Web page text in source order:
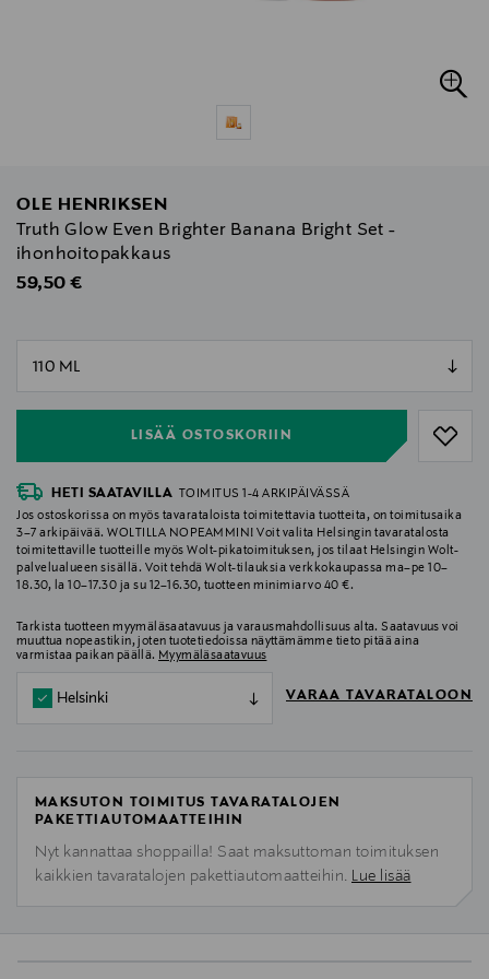
OLE HENRIKSEN
Truth Glow Even Brighter Banana Bright Set -
ihonhoitopakkaus
Original Price
59,50 €
LISÄÄ OSTOSKORIIN
HETI SAATAVILLA
TOIMITUS 1-4 ARKIPÄIVÄSSÄ
Jos ostoskorissa on myös tavarataloista toimitettavia tuotteita, on toimitusaika
3–7 arkipäivää. WOLTILLA NOPEAMMIN! Voit valita Helsingin tavaratalosta
toimitettaville tuotteille myös Wolt-pikatoimituksen, jos tilaat Helsingin Wolt-
palvelualueen sisällä. Voit tehdä Wolt-tilauksia verkkokaupassa ma–pe 10–
18.30, la 10–17.30 ja su 12–16.30, tuotteen minimiarvo 40 €.
Tarkista tuotteen myymäläsaatavuus ja varausmahdollisuus alta. Saatavuus voi
muuttua nopeastikin, joten tuotetiedoissa näyttämämme tieto pitää aina
varmistaa paikan päällä. Myymäläsaatavuus
Helsinki VARAA TAVARATALOON
MAKSUTON TOIMITUS TAVARATALOJEN
PAKETTIAUTOMAATTEIHIN
Nyt kannattaa shoppailla! Saat maksuttoman toimituksen
kaikkien tavaratalojen pakettiautomaatteihin. Lue lisää